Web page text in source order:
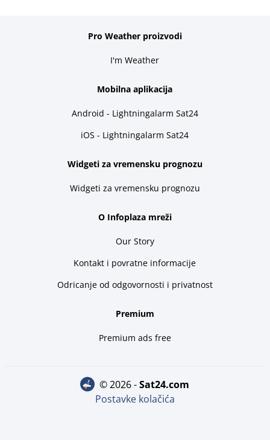
Pro Weather proizvodi
I'm Weather
Mobilna aplikacija
Android - Lightningalarm Sat24
iOS - Lightningalarm Sat24
Widgeti za vremensku prognozu
Widgeti za vremensku prognozu
O Infoplaza mreži
Our Story
Kontakt i povratne informacije
Odricanje od odgovornosti i privatnost
Premium
Premium ads free
© 2026 - sat24.com
Postavke kolačića